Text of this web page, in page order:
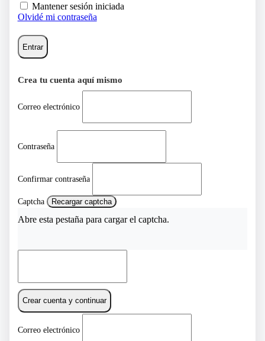
Mantener sesión iniciada
Olvidé mi contraseña
Entrar
Crea tu cuenta aquí mismo
Correo electrónico
Contraseña
Confirmar contraseña
Captcha Recargar captcha
Abre esta pestaña para cargar el captcha.
Crear cuenta y continuar
Correo electrónico